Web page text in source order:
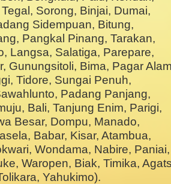
Sorong, Binjai, Dumai,
Sidempuan, Bitung,
Pangkal Pinang, Tarakan,
Langsa, Salatiga, Parepare,
Gunungsitoli, Bima, Pagar
Tidore, Sungai Penuh,
Padang Panjang,
Bali, Tanjung Enim, Parigi,
Besar, Dompu, Manado,
Babar, Kisar, Atambua,
Wondama, Nabire, Paniai,
Waropen, Biak, Timika,
Yahukimo).